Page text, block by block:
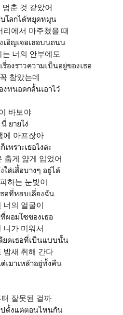
멈춘 것 같았어
โลกได้หยุดหมุน
리에서 마주쳤을 때
อิญเจอเธอบนถนน
는 너의 안부에도
องราวความเป็นอยู่ของเธอ
참았는데
ทนอดกลั้นเอาไว้
바보야
นี่ ยายโง่
에 아프잖아
เพราะเธอไงล่ะ
춥게 얇게 입었어
ใส่เสื้อบางๆ อยู่ได้
하는 눈빛이
อที่หลบเลี่ยงฉัน
너의 얼굴이
ผอมโซของเธอ
니가 미워서
ยดเธอที่เป็นแบบนั้น
밤새 취해 간다
เมาเหล้าอยู่ทั้งคืน
잘못된 걸까
ตั้งแต่ตอนไหนกัน